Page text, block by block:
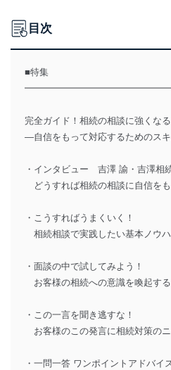
目次
■特集
完全ガイド！相続の相談に強くなる
―自信をもって対応するためのス
・インタビュー 吉澤 諭・吉澤相
どうすれば相続の相談に自信を
・こうすればうまくいく！
相続相談で実践したい基本ノウ
・面談の中で試してみよう！
お客様の相続への意識を喚起す
・この一言を聞き逃すな！
お客様のこの発言に相続対策の
・一問一答 ワンポイントアドバイ